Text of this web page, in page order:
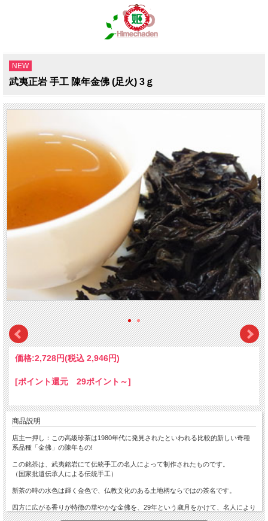
NEW
武夷正岩 手工 陳年金佛 (足火) 3ｇ
価格:2,728円(税込 2,946円)
[ポイント還元 29ポイント～]
商品説明
店主一押し：この高級珍茶は1980年代に発見されたといわれる比較的新しい奇種
系品種「金佛」の陳年もの!
この銘茶は、武夷銘岩にて伝統手工の名人によって制作されたものです。
（国家批遺伝承人による伝統手工）
新茶の時の水色は輝く金色で、仏教文化のある土地柄ならではの茶名です。
四方に広がる香りが特徴の華やかな金佛を、29年という歳月をかけて、名人により
足火を施しながら育んだ貴重なものです。手塩にかけて育てた茶葉のもつ深みと